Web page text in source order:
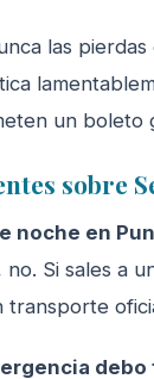
las
un boleto
sobre
noche en
Si sales a
transporte
debo